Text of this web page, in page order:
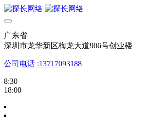
广东省
深圳市龙华新区梅龙大道906号创业楼
公司电话 :13717093188
8:30
18:00